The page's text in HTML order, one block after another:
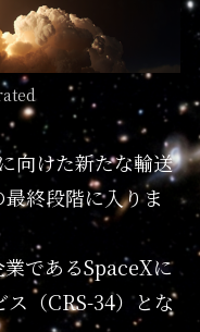
向けた新たな輸送
終段階に入りま
であるSpaceXに
（CRS-34）とな